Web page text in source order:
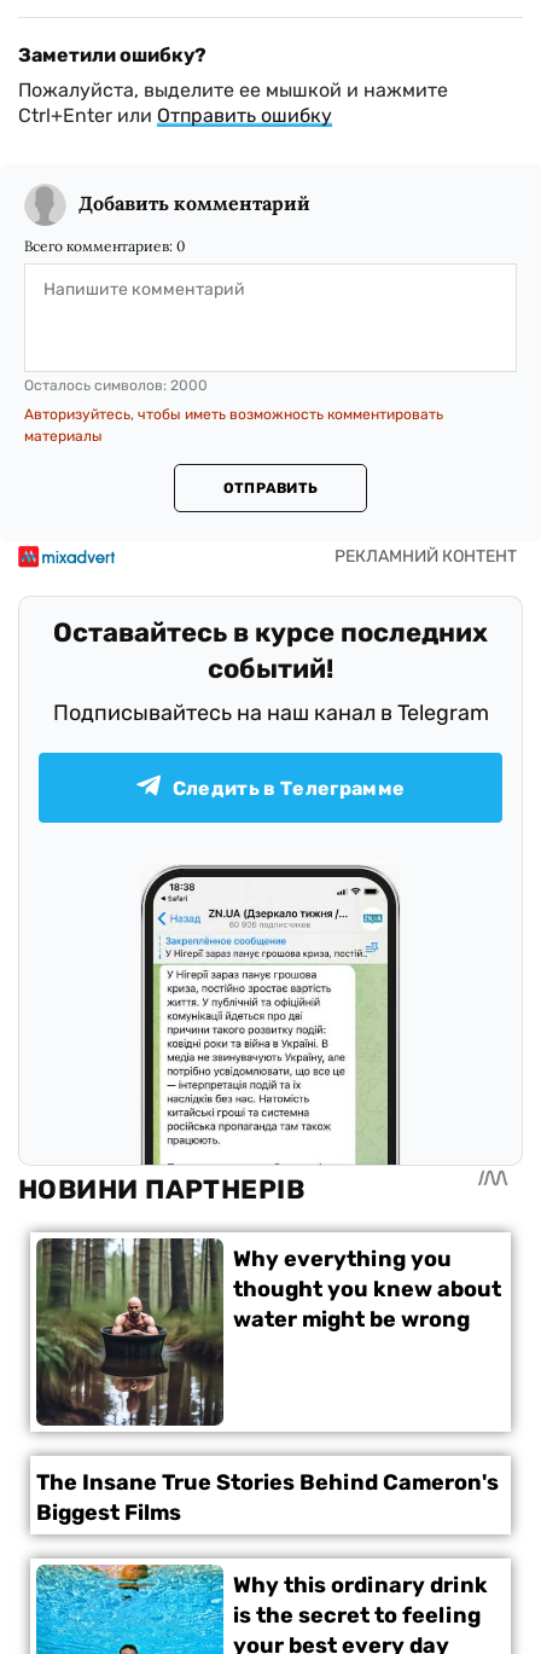
Заметили ошибку?
Пожалуйста, выделите ее мышкой и нажмите
Ctrl+Enter или Отправить ошибку
Добавить комментарий
Всего комментариев: 0
Осталось символов: 2000
Авторизуйтесь, чтобы иметь возможность комментировать
материалы
ОТПРАВИТЬ
Оставайтесь в курсе последних
событий!
Подписывайтесь на наш канал в Telegram
Следить в Телеграмме